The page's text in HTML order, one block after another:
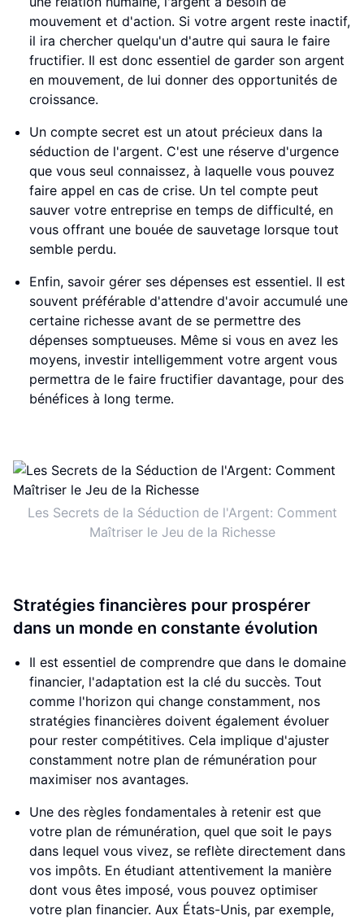
mouvement et d'action. Si votre argent reste inactif,
il ira chercher quelqu'un d'autre qui saura le faire
fructifier. Il est donc essentiel de garder son argent
en mouvement, de lui donner des opportunités de
croissance.
Un compte secret est un atout précieux dans la
séduction de l'argent. C'est une réserve d'urgence
que vous seul connaissez, à laquelle vous pouvez
faire appel en cas de crise. Un tel compte peut
sauver votre entreprise en temps de difficulté, en
vous offrant une bouée de sauvetage lorsque tout
semble perdu.
Enfin, savoir gérer ses dépenses est essentiel. Il est
souvent préférable d'attendre d'avoir accumulé une
certaine richesse avant de se permettre des
dépenses somptueuses. Même si vous en avez les
moyens, investir intelligemment votre argent vous
permettra de le faire fructifier davantage, pour des
bénéfices à long terme.
Les Secrets de la Séduction de l'Argent: Comment
Maîtriser le Jeu de la Richesse
Stratégies financières pour prospérer
dans un monde en constante évolution
Il est essentiel de comprendre que dans le domaine
financier, l'adaptation est la clé du succès. Tout
comme l'horizon qui change constamment, nos
stratégies financières doivent également évoluer
pour rester compétitives. Cela implique d'ajuster
constamment notre plan de rémunération pour
maximiser nos avantages.
Une des règles fondamentales à retenir est que
votre plan de rémunération, quel que soit le pays
dans lequel vous vivez, se reflète directement dans
vos impôts. En étudiant attentivement la manière
dont vous êtes imposé, vous pouvez optimiser
votre plan financier. Aux États-Unis, par exemple,